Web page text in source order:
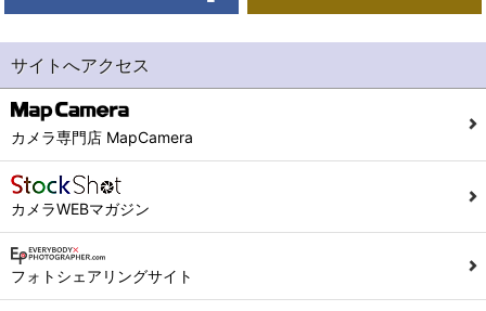
サイトへアクセス
カメラ専門店 MapCamera
カメラWEBマガジン
フォトシェアリングサイト